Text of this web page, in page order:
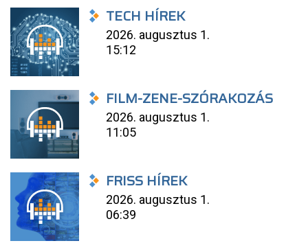
TECH HÍREK
2026. augusztus 1.
15:12
FILM-ZENE-SZÓRAKOZÁS
2026. augusztus 1.
11:05
FRISS HÍREK
2026. augusztus 1.
06:39